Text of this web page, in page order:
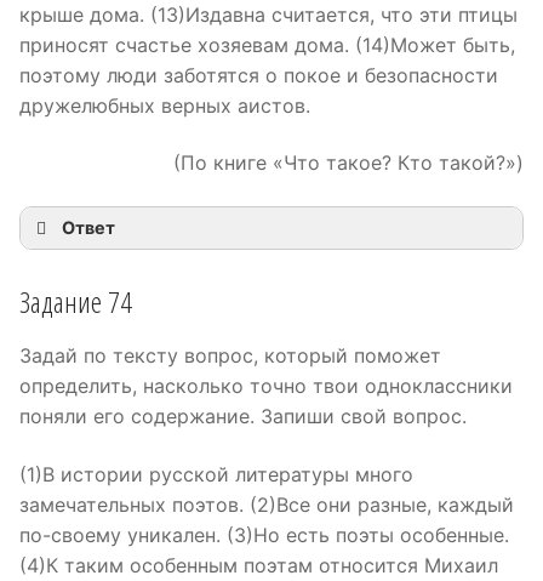
крыше дома. (13)Издавна считается, что эти птицы
приносят счастье хозяевам дома. (14)Может быть,
поэтому люди заботятся о покое и безопасности
дружелюбных верных аистов.
(По книге «Что такое? Кто такой?»)
Ответ
Задание 74
Задай по тексту вопрос, который поможет
определить, насколько точно твои одноклассники
поняли его содержание. Запиши свой вопрос.
(1)В истории русской литературы много
замечательных поэтов. (2)Все они разные, каждый
по-своему уникален. (3)Но есть поэты особенные.
(4)К таким особенным поэтам относится Михаил